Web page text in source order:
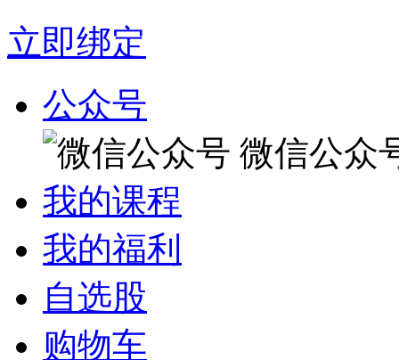
立即绑定
公众号
微信公众
我的课程
我的福利
自选股
购物车